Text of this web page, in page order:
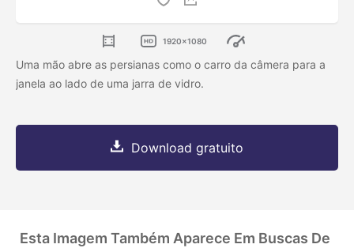
1920x1080
Uma mão abre as persianas como o carro da câmera para a
janela ao lado de uma jarra de vidro.
Download gratuito
Esta Imagem Também Aparece Em Buscas De